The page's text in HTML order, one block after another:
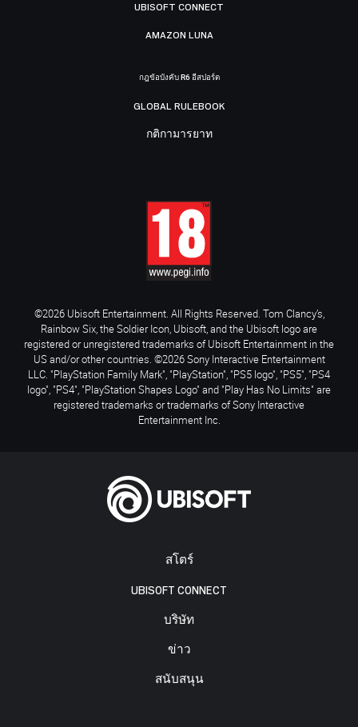
สโตร์
UBISOFT CONNECT
บริษัท
ข่าว
สนับสนุน
UBISOFT CONNECT
AMAZON LUNA
กฎข้อบังคับ R6 อีสปอร์ต
GLOBAL RULEBOOK
กติกามารยาท
©2026 Ubisoft Entertainment. All Rights Reserved. Tom Clancy’s,
Rainbow Six, the Soldier Icon, Ubisoft, and the Ubisoft logo are
registered or unregistered trademarks of Ubisoft Entertainment in the
US and/or other countries. ©2026 Sony Interactive Entertainment
LLC. "PlayStation Family Mark", "PlayStation", "PS5 logo", "PS5", "PS4
logo", "PS4", "PlayStation Shapes Logo" and "Play Has No Limits" are
registered trademarks or trademarks of Sony Interactive
Entertainment Inc.